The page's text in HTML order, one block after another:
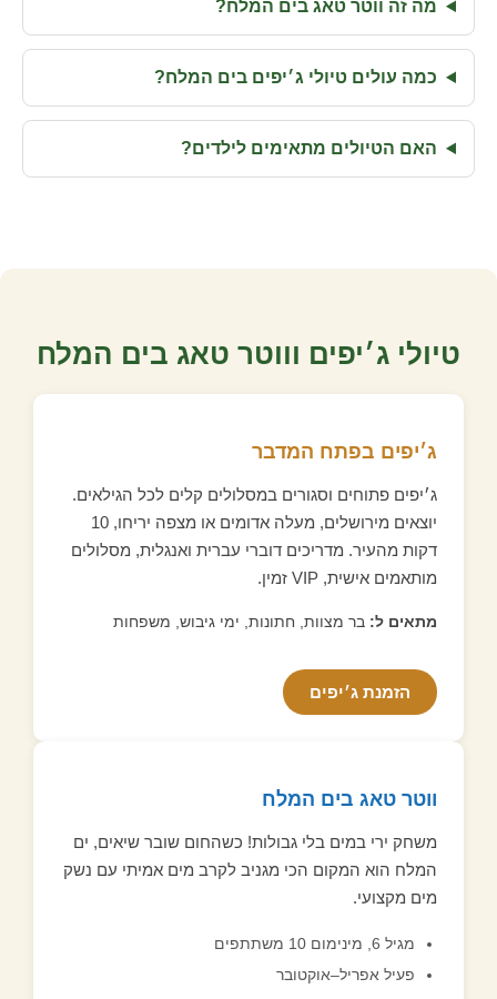
מה זה ווטר טאג בים המלח?
כמה עולים טיולי ג׳יפים בים המלח?
האם הטיולים מתאימים לילדים?
טיולי ג׳יפים וווטר טאג בים המלח
ג׳יפים בפתח המדבר
ג׳יפים פתוחים וסגורים במסלולים קלים לכל הגילאים.
יוצאים מירושלים, מעלה אדומים או מצפה יריחו, 10
דקות מהעיר. מדריכים דוברי עברית ואנגלית, מסלולים
מותאמים אישית, VIP זמין.
מתאים ל: בר מצוות, חתונות, ימי גיבוש, משפחות
הזמנת ג׳יפים
ווטר טאג בים המלח
משחק ירי במים בלי גבולות! כשהחום שובר שיאים, ים
המלח הוא המקום הכי מגניב לקרב מים אמיתי עם נשק
מים מקצועי.
מגיל 6, מינימום 10 משתתפים
פעיל אפריל–אוקטובר